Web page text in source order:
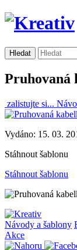
Pruhovaná
zalistujte si...
Vydáno: 15. 03.
Stáhnout šablonu
Stáhnout šablonu
Návody a šablony
Akce